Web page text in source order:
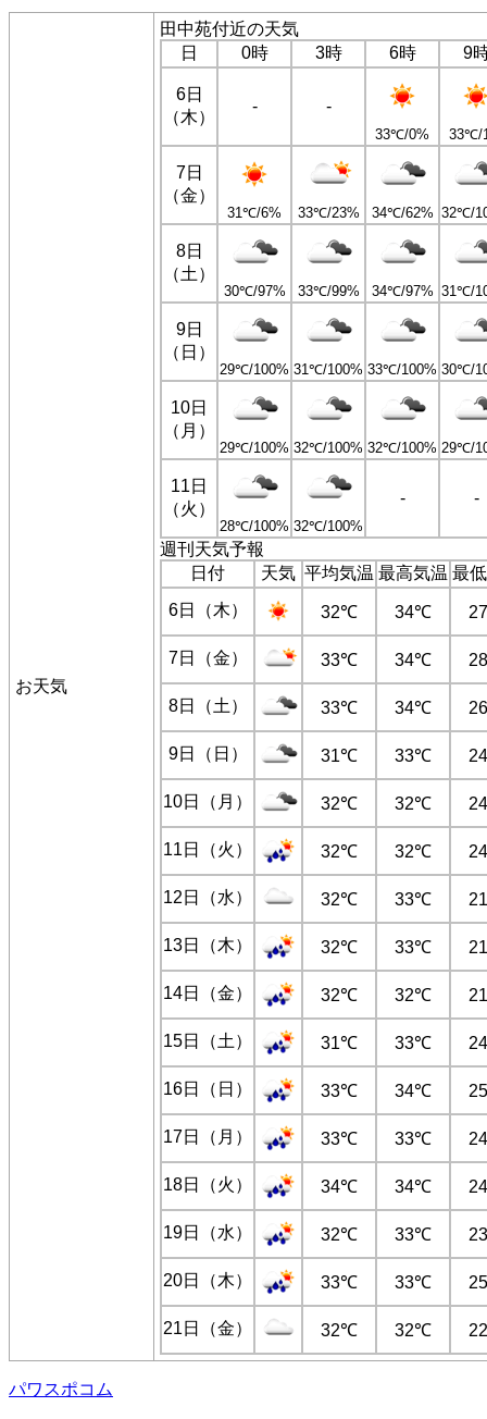
お天気
田中苑付近の天気
日
0時 3時 6時 9
6日
（木）
- -
33℃/0% 33℃/
7日
（金）
31℃/6% 33℃/23% 34℃/62% 32℃/
8日
（土）
30℃/97% 33℃/99% 34℃/97% 31℃/
9日
（日）
29℃/100% 31℃/100% 33℃/100% 30℃/
10日
（月）
29℃/100% 32℃/100% 32℃/100% 29℃/
11日
（火）
28℃/100% 32℃/100%
- -
週刊天気予報
日付
天気 平均気温 最高気温 最
6日（木）
32℃ 34℃
7日（金） 33℃ 34℃
8日（土） 33℃ 34℃
9日（日） 31℃ 33℃
10日（月） 32℃ 32℃
11日（火） 32℃ 32℃
12日（水） 32℃ 33℃
13日（木） 32℃ 33℃
14日（金） 32℃ 32℃
15日（土） 31℃ 33℃
16日（日） 33℃ 34℃
17日（月） 33℃ 33℃
18日（火） 34℃ 34℃
19日（水） 32℃ 33℃
20日（木） 33℃ 33℃
21日（金） 32℃ 32℃
パワスポコム